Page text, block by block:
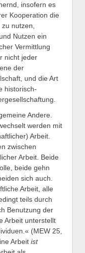
insofern es
Kooperation die
nutzen,
Nutzen ein
Vermittlung
nicht jeder
der
und die Art
historisch-
Andere.
werden mit
Arbeit.
zwischen
Arbeit. Beide
beide gehn
sich auch.
Arbeit, alle
teils durch
Benutzung der
Arbeit unterstellt
(MEW 25,
Arbeit ist